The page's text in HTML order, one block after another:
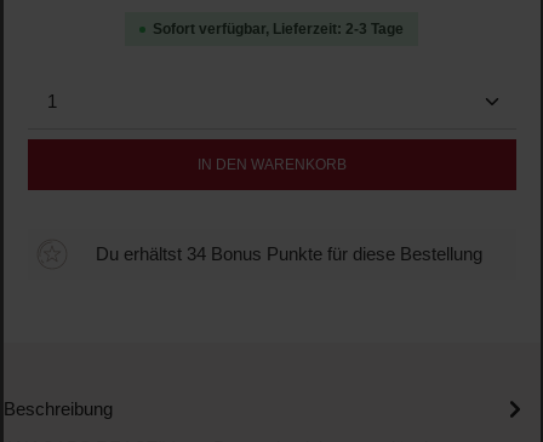
Sofort verfügbar, Lieferzeit: 2-3 Tage
Produkt Anzahl: Gib den gewünschten Wert ein
IN DEN WARENKORB
Du erhältst 34 Bonus Punkte für diese Bestellung
Beschreibung